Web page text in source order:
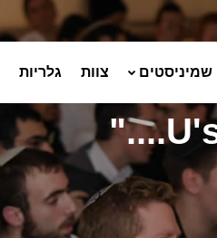
שמיניסטים צוות גלריות